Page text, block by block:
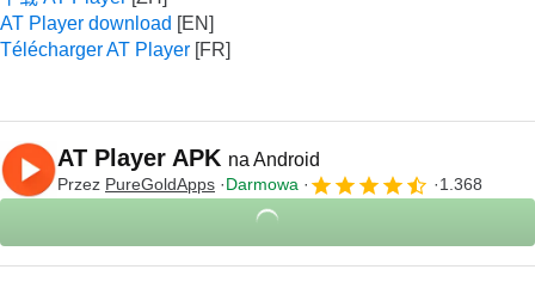
AT Player download
Télécharger AT Player
AT Player APK na Android
Przez PureGoldApps Darmowa 1.368